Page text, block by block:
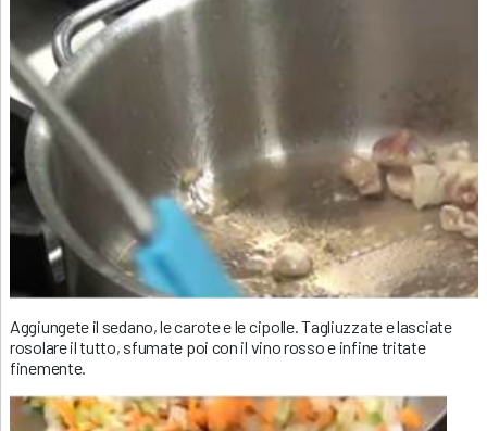
Aggiungete il sedano, le carote e le cipolle. Tagliuzzate e lasciate
rosolare il tutto, sfumate poi con il vino rosso e infine tritate
finemente.